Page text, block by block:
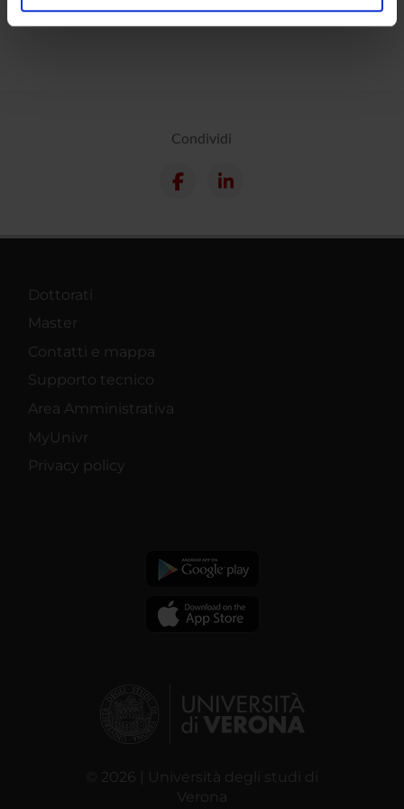
analizzare il nostro traffico. Condividiamo inoltre
Condividi
Dottorati
Master
Contatti e mappa
Supporto tecnico
Area Amministrativa
MyUnivr
Privacy policy
© 2026 | Università degli studi di
Verona